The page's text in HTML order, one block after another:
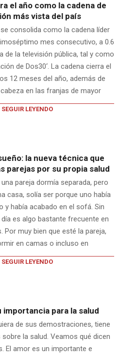
el año como la cadena de
más vista del país
consolida como la cadena líder
mes consecutivo, a 0.6
de la televisión pública, tal y como
de Dos30‘. La cadena cierra el
12 meses del año, además de
en las franjas de mayor
SEGUIR LEYENDO
la nueva técnica que
parejas por su propia salud
pareja dormía separada, pero
casa, solía ser porque uno había
y había acabado en el sofá. Sin
es algo bastante frecuente en
Por muy bien que esté la pareja,
en camas o incluso en
SEGUIR LEYENDO
importancia para la salud
de sus demostraciones, tiene
la salud. Veamos qué dicen
El amor es un importante e